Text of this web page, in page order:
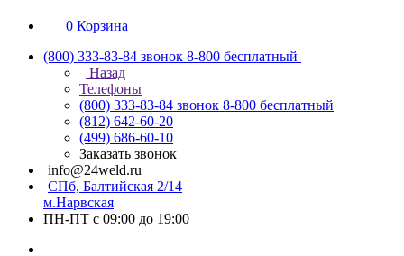
0 Корзина
(800) 333-83-84 звонок 8-800 бесплатный
Назад
Телефоны
(800) 333-83-84 звонок 8-800 бесплатный
(812) 642-60-20
(499) 686-60-10
Заказать звонок
info@24weld.ru
СПб, Балтийская 2/14
м.Нарвская
ПН-ПТ с 09:00 до 19:00